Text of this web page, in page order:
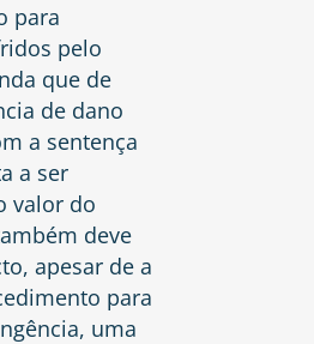
para
pelo
que de
de dano
a sentença
a ser
valor do
deve
apesar de a
para
uma